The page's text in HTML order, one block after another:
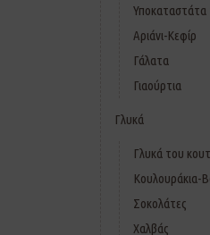
Υποκαταστάτα
Αριάνι-Κεφίρ
Γάλατα
Γιαούρτια
Γλυκά
Γλυκά του
Κουλουράκια-
Σοκολάτες
Χαλβάς